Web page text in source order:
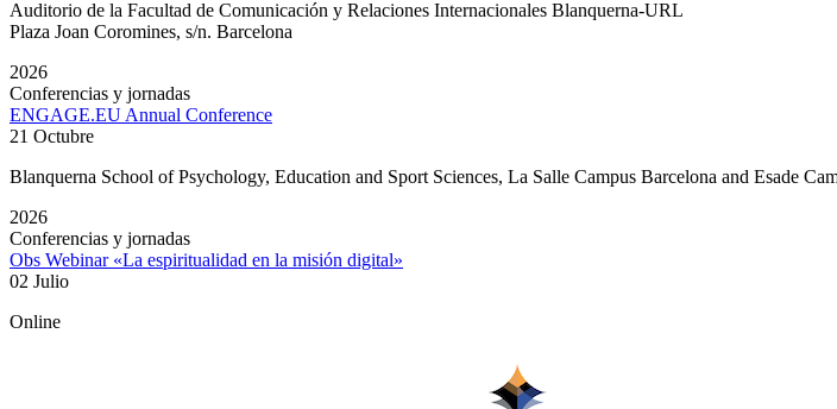
Auditorio de la Facultad de Comunicación y Relaciones Internacionales Blanquerna-URL
Plaza Joan Coromines, s/n. Barcelona
2026
Conferencias y jornadas
ENGAGE.EU Annual Conference
21 Octubre
Blanquerna School of Psychology, Education and Sport Sciences, La Salle Campus Barcelona and Esade
2026
Conferencias y jornadas
Obs Webinar «La espiritualidad en la misión digital»
02 Julio
Online